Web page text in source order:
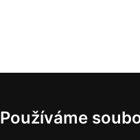
Používáme